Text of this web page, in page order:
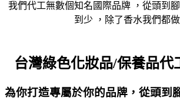
我們代工無數個知名國際品牌 ，從頭到
到少 ，除了香水我們都做
台灣綠色化妝品/保養品代
為你打造專屬於你的品牌，從頭到